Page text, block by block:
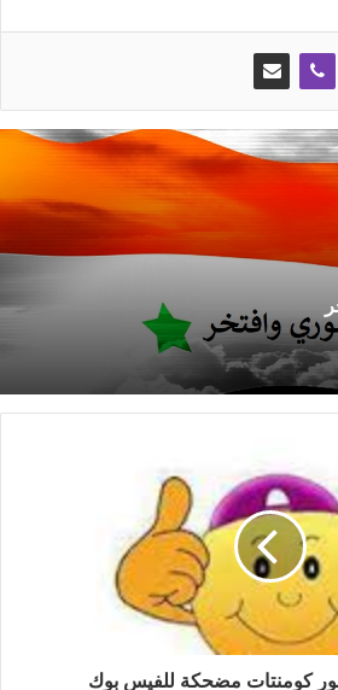
كومنتات مضحكة للفيس بوك